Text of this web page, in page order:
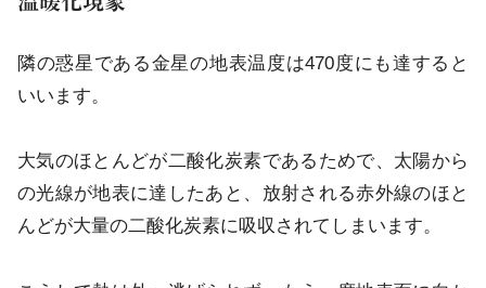
隣の惑星である金星の地表温度は470度にも達すると
いいます。
大気のほとんどが二酸化炭素であるためで、太陽から
の光線が地表に達したあと、放射される赤外線のほと
んどが大量の二酸化炭素に吸収されてしまいます。